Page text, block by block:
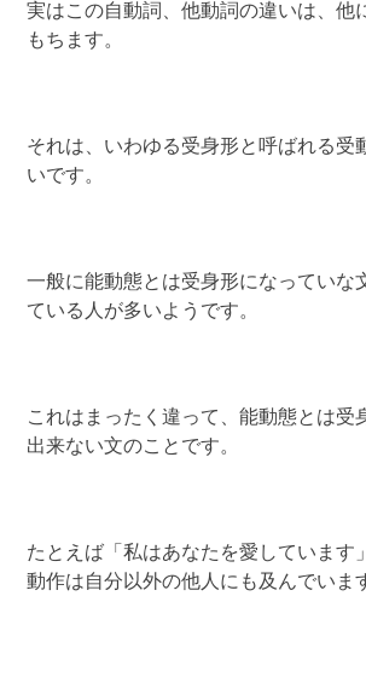
実はこの自動詞、他動詞の違いは、他
もちます。
それは、いわゆる受身形と呼ばれる受
いです。
一般に能動態とは受身形になっていな
ている人が多いようです。
これはまったく違って、能動態とは受
出来ない文のことです。
たとえば「私はあなたを愛しています
動作は自分以外の他人にも及んでいま